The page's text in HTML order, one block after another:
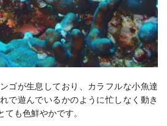
ゴが生息しており、カラフルな小魚達
で遊んでいるかのように忙しなく動き
も色鮮やかです。